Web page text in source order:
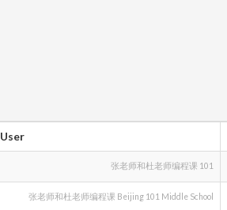
User
张老师和杜老师编程课 101
张老师和杜老师编程课 Beijing 101 Middle School